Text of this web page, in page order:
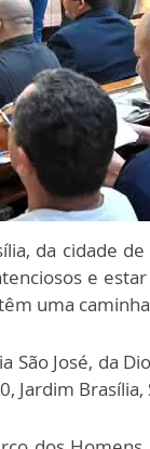
da cidade
e
uma
José, da
Brasília,